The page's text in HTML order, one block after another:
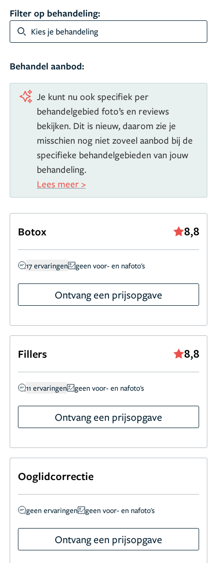
Filter op behandeling:
Kies je behandeling
Behandel aanbod:
Je kunt nu ook specifiek per
behandelgebied foto’s en reviews
bekijken. Dit is nieuw, daarom zie je
misschien nog niet zoveel aanbod bij de
specifieke behandelgebieden van jouw
behandeling.
Lees meer >
Botox 8,8
17 ervaringen geen voor- en nafoto's
Ontvang een prijsopgave
Fillers 8,8
11 ervaringen geen voor- en nafoto's
Ontvang een prijsopgave
Ooglidcorrectie
geen ervaringen geen voor- en nafoto's
Ontvang een prijsopgave